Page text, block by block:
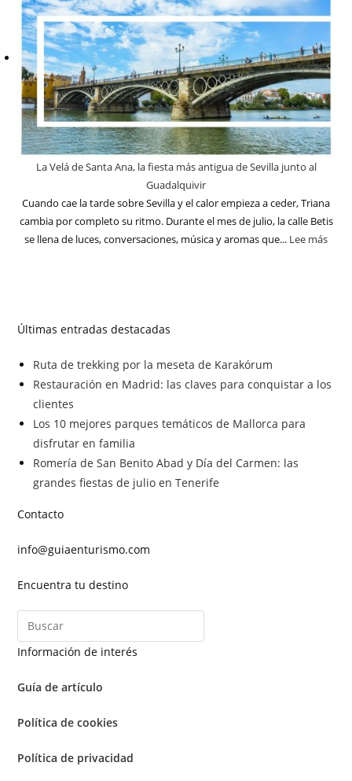
La Velá de Santa Ana, la fiesta más antigua de Sevilla junto al
Guadalquivir
Cuando cae la tarde sobre Sevilla y el calor empieza a ceder, Triana
cambia por completo su ritmo. Durante el mes de julio, la calle Betis
se llena de luces, conversaciones, música y aromas que... Lee más
Últimas entradas destacadas
Ruta de trekking por la meseta de Karakórum
Restauración en Madrid: las claves para conquistar a los
clientes
Los 10 mejores parques temáticos de Mallorca para
disfrutar en familia
Romería de San Benito Abad y Día del Carmen: las
grandes fiestas de julio en Tenerife
Contacto
info@guiaenturismo.com
Encuentra tu destino
Información de interés
Guía de artículo
Política de cookies
Política de privacidad